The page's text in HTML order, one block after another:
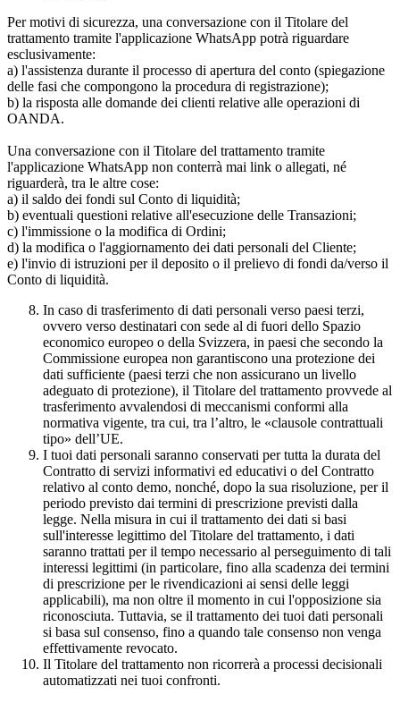
Per motivi di sicurezza, una conversazione con il Titolare del
trattamento tramite l'applicazione WhatsApp potrà riguardare
esclusivamente:
a) l'assistenza durante il processo di apertura del conto (spiegazione
delle fasi che compongono la procedura di registrazione);
b) la risposta alle domande dei clienti relative alle operazioni di
OANDA.
Una conversazione con il Titolare del trattamento tramite
l'applicazione WhatsApp non conterrà mai link o allegati, né
riguarderà, tra le altre cose:
a) il saldo dei fondi sul Conto di liquidità;
b) eventuali questioni relative all'esecuzione delle Transazioni;
c) l'immissione o la modifica di Ordini;
d) la modifica o l'aggiornamento dei dati personali del Cliente;
e) l'invio di istruzioni per il deposito o il prelievo di fondi da/verso il
Conto di liquidità.
In caso di trasferimento di dati personali verso paesi terzi,
ovvero verso destinatari con sede al di fuori dello Spazio
economico europeo o della Svizzera, in paesi che secondo la
Commissione europea non garantiscono una protezione dei
dati sufficiente (paesi terzi che non assicurano un livello
adeguato di protezione), il Titolare del trattamento provvede al
trasferimento avvalendosi di meccanismi conformi alla
normativa vigente, tra cui, tra l’altro, le «clausole contrattuali
tipo» dell’UE.
I tuoi dati personali saranno conservati per tutta la durata del
Contratto di servizi informativi ed educativi o del Contratto
relativo al conto demo, nonché, dopo la sua risoluzione, per il
periodo previsto dai termini di prescrizione previsti dalla
legge. Nella misura in cui il trattamento dei dati si basi
sull'interesse legittimo del Titolare del trattamento, i dati
saranno trattati per il tempo necessario al perseguimento di tali
interessi legittimi (in particolare, fino alla scadenza dei termini
di prescrizione per le rivendicazioni ai sensi delle leggi
applicabili), ma non oltre il momento in cui l'opposizione sia
riconosciuta. Tuttavia, se il trattamento dei tuoi dati personali
si basa sul consenso, fino a quando tale consenso non venga
effettivamente revocato.
Il Titolare del trattamento non ricorrerà a processi decisionali
automatizzati nei tuoi confronti.